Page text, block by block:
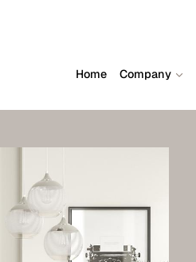
Home Company